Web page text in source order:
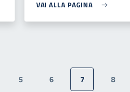
VAI ALLA PAGINA
Pagina
5
Pagina
6
Pagina attuale
7
Pagina
8